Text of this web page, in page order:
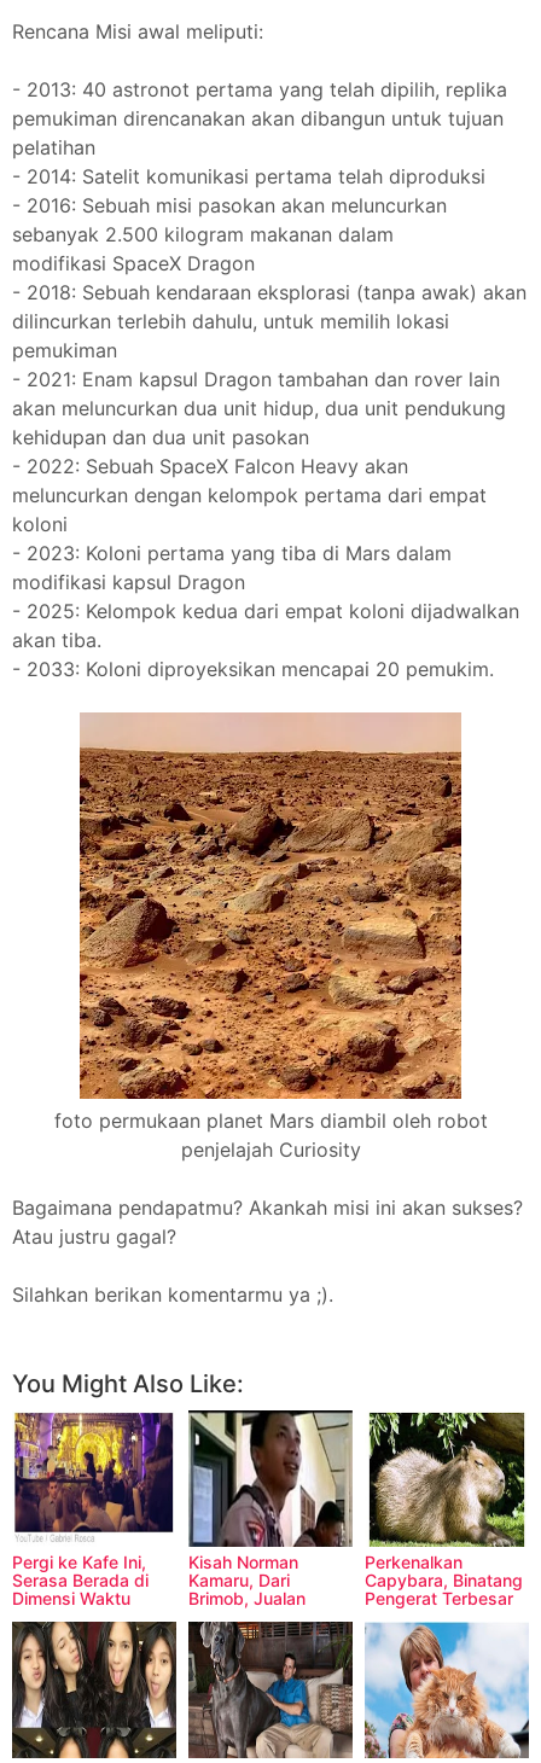
Rencana Misi awal meliputi:
- 2013: 40 astronot pertama yang telah dipilih, replika
pemukiman direncanakan akan dibangun untuk tujuan
pelatihan
- 2014: Satelit komunikasi pertama telah diproduksi
- 2016: Sebuah misi pasokan akan meluncurkan
sebanyak 2.500 kilogram makanan dalam
modifikasi SpaceX Dragon
- 2018: Sebuah kendaraan eksplorasi (tanpa awak) akan
dilincurkan terlebih dahulu, untuk memilih lokasi
pemukiman
- 2021: Enam kapsul Dragon tambahan dan rover lain
akan meluncurkan dua unit hidup, dua unit pendukung
kehidupan dan dua unit pasokan
- 2022: Sebuah SpaceX Falcon Heavy akan
meluncurkan dengan kelompok pertama dari empat
koloni
- 2023: Koloni pertama yang tiba di Mars dalam
modifikasi kapsul Dragon
- 2025: Kelompok kedua dari empat koloni dijadwalkan
akan tiba.
- 2033: Koloni diproyeksikan mencapai 20 pemukim.
foto permukaan planet Mars diambil oleh robot
penjelajah Curiosity
Bagaimana pendapatmu? Akankah misi ini akan sukses?
Atau justru gagal?
Silahkan berikan komentarmu ya ;).
Facebook Twitter
You Might Also Like:
Pergi ke Kafe Ini,
Serasa Berada di
Dimensi Waktu
Kisah Norman
Kamaru, Dari
Brimob, Jualan
Bubur Hingga Jadi
Produser Musik
Perkenalkan
Capybara, Binatang
Pengerat Terbesar
di Dunia